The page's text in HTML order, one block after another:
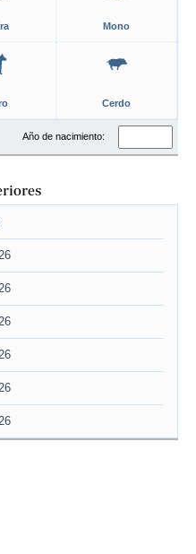
Mono
Cerdo
Año de nacimiento: